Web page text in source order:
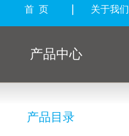
首 页 关于我们
产品中心
产品目录